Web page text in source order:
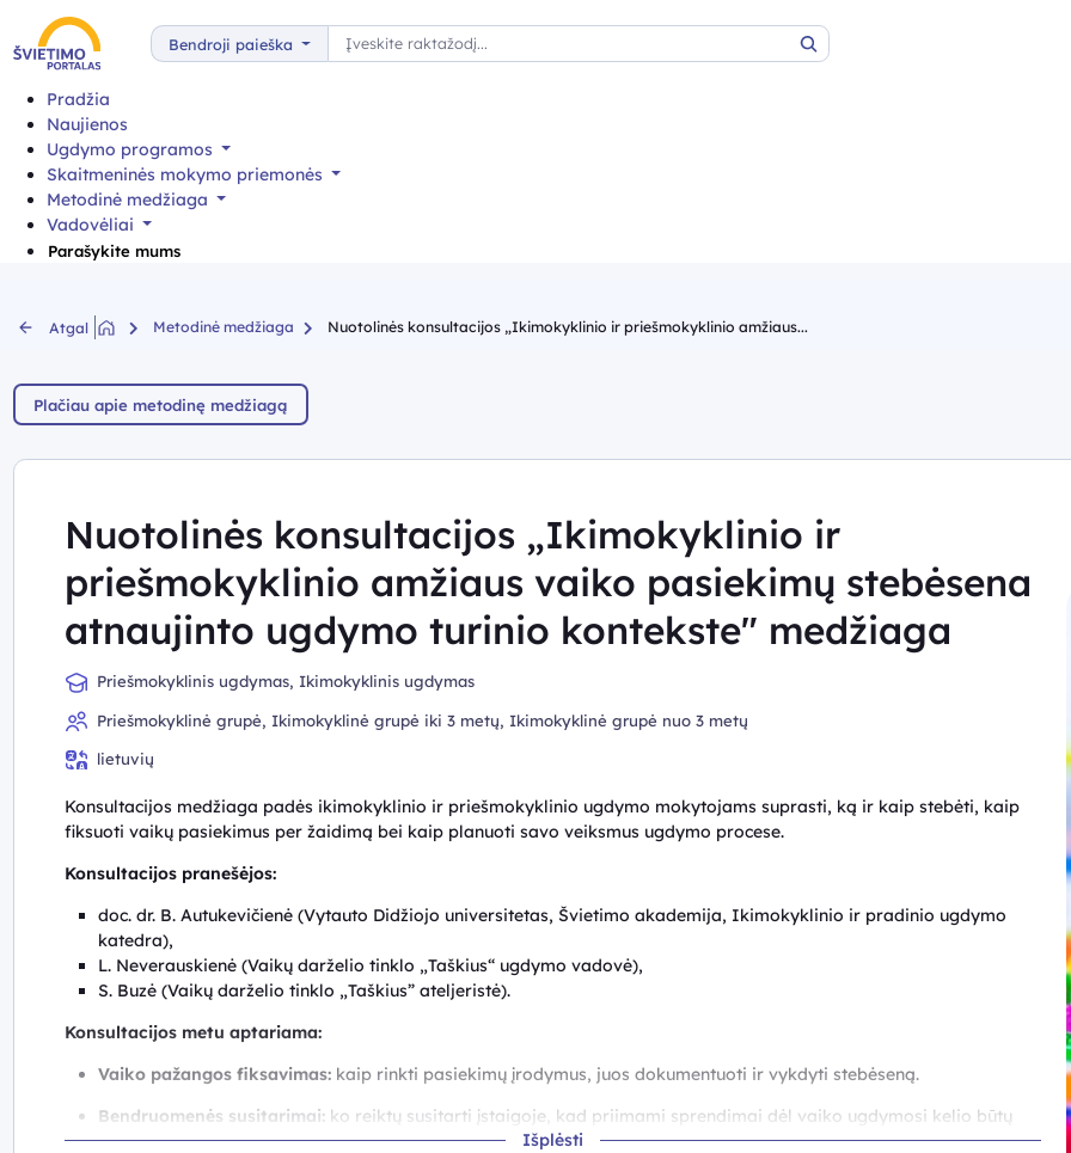
Bendroji paieška
Paieška
Paieška
Pradžia
Naujienos
Ugdymo programos
Skaitmeninės mokymo priemonės
Metodinė medžiaga
Vadovėliai
Parašykite mums
Atgal Metodinė medžiaga Nuotolinės konsultacijos „Ikimokyklinio ir priešmokyklinio amžiaus...
Plačiau apie metodinę medžiagą
Nuotolinės konsultacijos „Ikimokyklinio ir
priešmokyklinio amžiaus vaiko pasiekimų stebėsena
atnaujinto ugdymo turinio kontekste" medžiaga
Priešmokyklinis ugdymas, Ikimokyklinis ugdymas
Priešmokyklinė grupė, Ikimokyklinė grupė iki 3 metų, Ikimokyklinė grupė nuo 3 metų
lietuvių
Išplėsti
Konsultacijos medžiaga padės ikimokyklinio ir priešmokyklinio ugdymo mokytojams suprasti, ką ir kaip stebėti, kaip
fiksuoti vaikų pasiekimus per žaidimą bei kaip planuoti savo veiksmus ugdymo procese.
Konsultacijos pranešėjos:
doc. dr. B. Autukevičienė (Vytauto Didžiojo universitetas, Švietimo akademija, Ikimokyklinio ir pradinio ugdymo
katedra),
L. Neverauskienė (Vaikų darželio tinklo „Taškius“ ugdymo vadovė),
S. Buzė (Vaikų darželio tinklo „Taškius” ateljeristė).
Konsultacijos metu aptariama:
Vaiko pažangos fiksavimas:kaip rinkti pasiekimų įrodymus, juos dokumentuoti ir vykdyti stebėseną.
Bendruomenės susitarimai:ko reiktų susitarti įstaigoje, kad priimami sprendimai dėl vaiko ugdymosi kelio būtų
grįsti kasdienės veiklos rezultatais.